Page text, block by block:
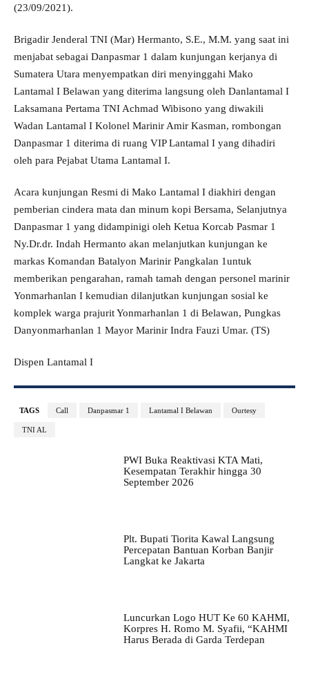
(23/09/2021).
Brigadir Jenderal TNI (Mar) Hermanto, S.E., M.M. yang saat ini
menjabat sebagai Danpasmar 1 dalam kunjungan kerjanya di
Sumatera Utara menyempatkan diri menyinggahi Mako
Lantamal I Belawan yang diterima langsung oleh Danlantamal I
Laksamana Pertama TNI Achmad Wibisono yang diwakili
Wadan Lantamal I Kolonel Marinir Amir Kasman, rombongan
Danpasmar 1 diterima di ruang VIP Lantamal I yang dihadiri
oleh para Pejabat Utama Lantamal I.
Acara kunjungan Resmi di Mako Lantamal I diakhiri dengan
pemberian cindera mata dan minum kopi Bersama, Selanjutnya
Danpasmar 1 yang didampinigi oleh Ketua Korcab Pasmar 1
Ny.Dr.dr. Indah Hermanto akan melanjutkan kunjungan ke
markas Komandan Batalyon Marinir Pangkalan 1untuk
memberikan pengarahan, ramah tamah dengan personel marinir
Yonmarhanlan I kemudian dilanjutkan kunjungan sosial ke
komplek warga prajurit Yonmarhanlan 1 di Belawan, Pungkas
Danyonmarhanlan 1 Mayor Marinir Indra Fauzi Umar. (TS)
Dispen Lantamal I
TAGS Call Danpasmar 1 Lantamal I Belawan Ourtesy
TNI AL
PWI Buka Reaktivasi KTA Mati,
Kesempatan Terakhir hingga 30
September 2026
Plt. Bupati Tiorita Kawal Langsung
Percepatan Bantuan Korban Banjir
Langkat ke Jakarta
Luncurkan Logo HUT Ke 60 KAHMI,
Korpres H. Romo M. Syafii, “KAHMI
Harus Berada di Garda Terdepan